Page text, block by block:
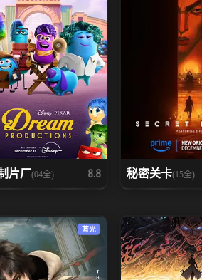
片厂(04全) 8.8 秘密关卡(15全)
蓝光